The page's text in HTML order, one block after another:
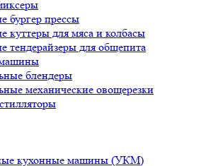
прессы
для мяса и колбасы
для общепита
блендеры
механические овощерезки
кухонные машины (УКМ)